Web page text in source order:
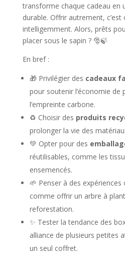
transforme chaque cadeau en
durable. Offrir autrement,
intelligemment. Alors, prêts
placer sous le sapin ? 🎅🍃
En bref :
🎁 Privilégier des cadeaux
pour soutenir l’économie de
l’empreinte carbone.
♻️ Choisir des produits
prolonger la vie des
💚 Opter pour des
réutilisables, comme les
ensemencés.
🌱 Penser à des
comme offrir un arbre à
reforestation.
✨ Tester la tendance des
alliance de plusieurs petites
un seul coffret.